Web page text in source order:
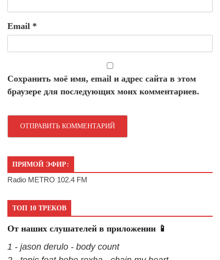
Email *
Сохранить моё имя, email и адрес сайта в этом
браузере для последующих моих комментариев.
ПРЯМОЙ ЭФИР:
Radio METRO 102.4 FM
ТОП 10 ТРЕКОВ
От наших слушателей в приложении 📱
1 - jason derulo - body count